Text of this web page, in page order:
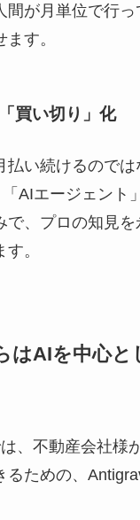
間が月単位で行っ
す。
買い切り」化
い続けるのでは
AIエージェント
で、プロの知見を
。
はAIを中心と
、不動産会社様
るための、